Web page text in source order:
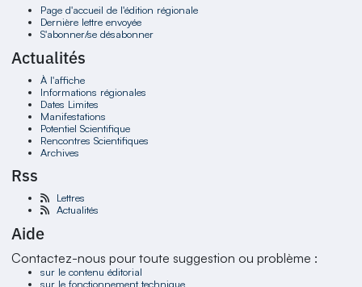
Page d'accueil de l'édition régionale
Dernière lettre envoyée
S'abonner/se désabonner
Actualités
À l'affiche
Informations régionales
Dates Limites
Manifestations
Potentiel Scientifique
Rencontres Scientifiques
Archives
Rss
Lettres
Actualités
Aide
Contactez-nous pour toute suggestion ou problème :
sur le contenu éditorial
sur le fonctionnement technique